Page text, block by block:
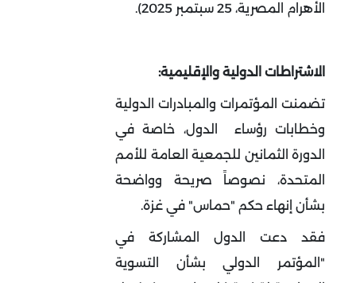
الأهرام المصرية، 25 سبتمبر 2025).
الاشتراطات الدولية والإقليمية:
تضمنت المؤتمرات والمبادرات الدولية
وخطابات رؤساء الدول، خاصة في
الدورة الثمانين للجمعية العامة للأمم
المتحدة، نصوصاً صريحة وواضحة
بشأن إنهاء حكم "حماس" في غزة.
فقد دعت الدول المشاركة في
"المؤتمر الدولي بشأن التسوية